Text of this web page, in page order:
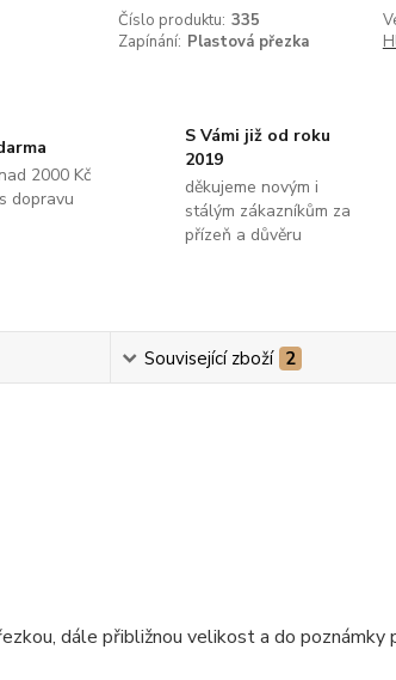
Číslo produktu: 335
Zapínání: Plastová přezka
2000 Kč
dopravu
S Vámi již od roku
2019
děkujeme novým i
stálým zákazníkům za
přízeň a důvěru
Související zboží 2
dále přibližnou velikost a do poznámky